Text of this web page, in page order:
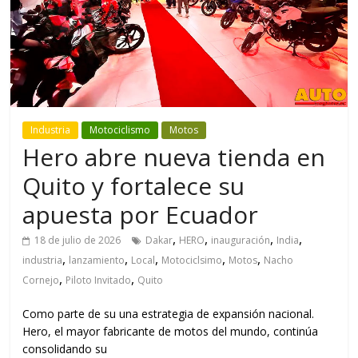
Industria Motociclismo Motos
Hero abre nueva tienda en
Quito y fortalece su
apuesta por Ecuador
18 de julio de 2026 Dakar, HERO, inauguración, India,
industria, lanzamiento, Local, Motociclsimo, Motos, Nacho
Cornejo, Piloto Invitado, Quito
Como parte de su una estrategia de expansión nacional.
Hero, el mayor fabricante de motos del mundo, continúa
consolidando su